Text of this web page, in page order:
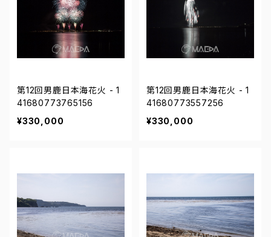
第12回男鹿日本海花火 - 1
41680773765156
¥330,000
第12回男鹿日本海花火 - 1
41680773557256
¥330,000